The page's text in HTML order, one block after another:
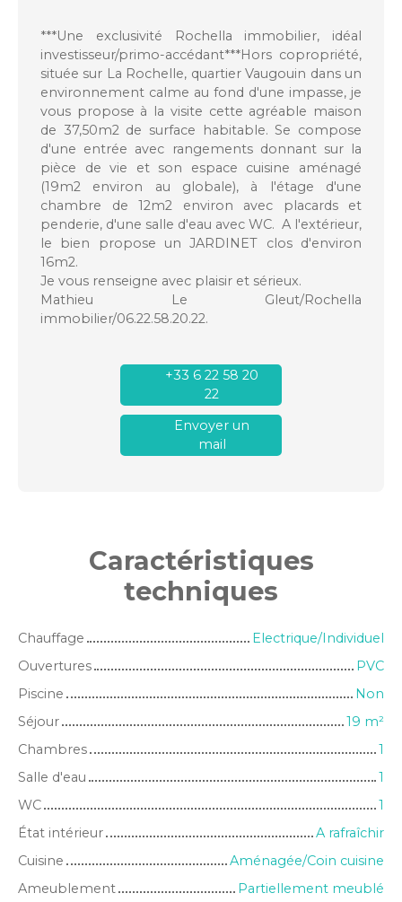
***Une exclusivité Rochella immobilier, idéal
investisseur/primo-accédant***Hors copropriété,
située sur La Rochelle, quartier Vaugouin dans un
environnement calme au fond d'une impasse, je
vous propose à la visite cette agréable maison
de 37,50m2 de surface habitable. Se compose
d'une entrée avec rangements donnant sur la
pièce de vie et son espace cuisine aménagé
(19m2 environ au globale), à l'étage d'une
chambre de 12m2 environ avec placards et
penderie, d'une salle d'eau avec WC. A l'extérieur,
le bien propose un JARDINET clos d'environ
16m2.
Je vous renseigne avec plaisir et sérieux.
Mathieu Le Gleut/Rochella
immobilier/06.22.58.20.22.
+33 6 22 58 20
22
Envoyer un
mail
Caractéristiques
techniques
Chauffage
Electrique/Individuel
Ouvertures
PVC
Piscine
Non
Séjour
19 m²
Chambres
1
Salle d'eau
1
WC
1
État intérieur
A rafraîchir
Cuisine
Aménagée/Coin cuisine
Ameublement
Partiellement meublé